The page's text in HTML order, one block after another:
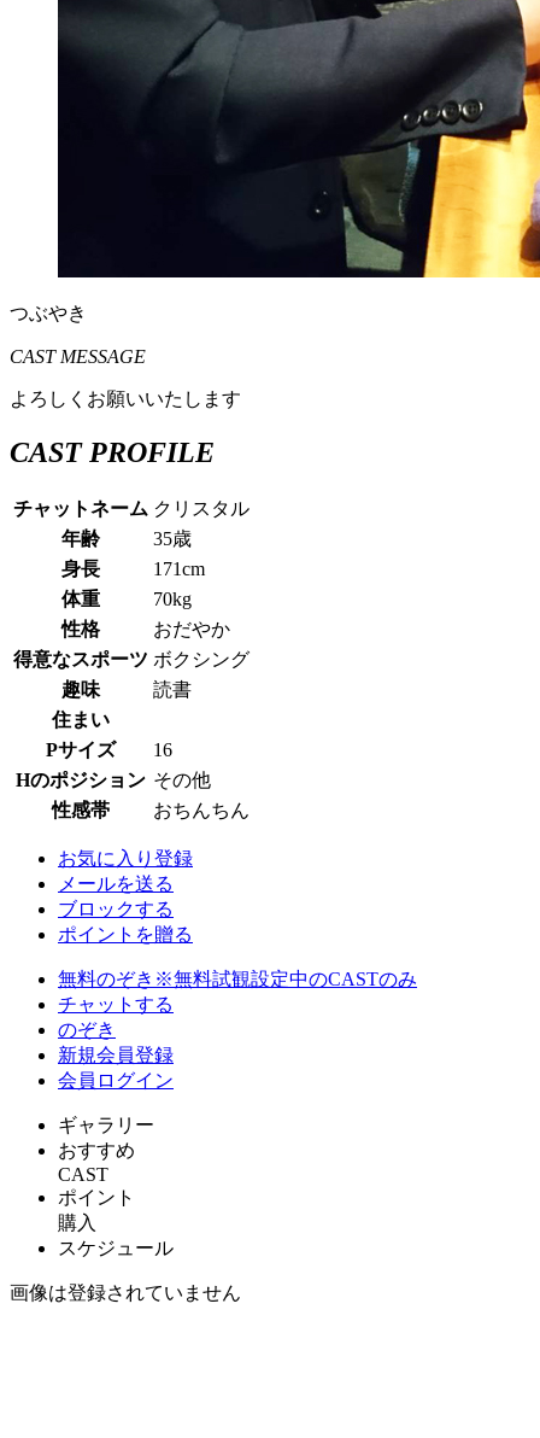
つぶやき
CAST MESSAGE
よろしくお願いいたします
CAST PROFILE
チャットネーム クリスタル
年齢
35歳
身長
171cm
体重
70kg
性格
おだやか
得意なスポーツ ボクシング
趣味
読書
住まい
Pサイズ
16
Hのポジション その他
性感帯
おちんちん
お気に入り登録
メールを送る
ブロックする
ポイントを贈る
無料のぞき ※無料試観設定中のCASTのみ
チャットする
のぞき
新規会員登録
会員ログイン
ギャラリー
おすすめ
CAST
ポイント
購入
スケジュール
画像は登録されていません